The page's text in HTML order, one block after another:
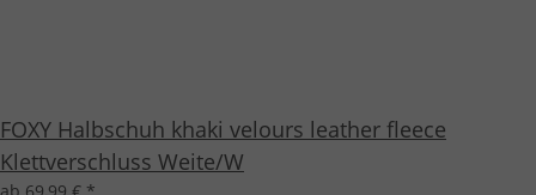
FOXY Halbschuh khaki velours leather fleece
Klettverschluss Weite/W